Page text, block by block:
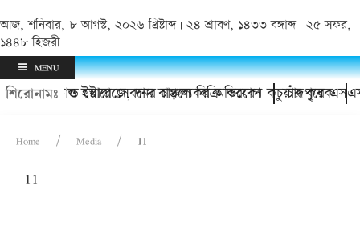
আজ, শনিবার, ৮ আগস্ট, ২০২৬ খ্রিষ্টাব্দ | ২৪ শ্রাবণ, ১৪৩৩ বঙ্গাব্দ | ২৫ সফর,
১৪৪৮ হিজরী
MENU
শিরোনামঃ
হয়রানি ও ইয়াবা সেবনের চাঞ্চল্যকর অভিযোগ চাঁদপুরে
কোল্ড স্টোরেজে, দাম বাড়লে বিক্রি করবেন কচুয়ার কৃষক
Home Media 11
11